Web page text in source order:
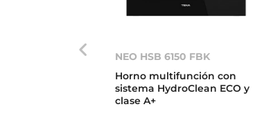
NEO HSB 6150 FBK
Horno multifunción con
sistema HydroClean ECO y
clase A+